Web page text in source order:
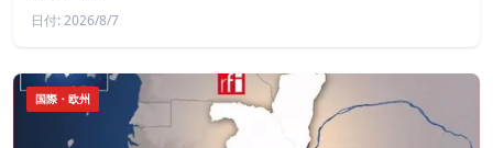
日付: 2026/8/7
国際・欧州